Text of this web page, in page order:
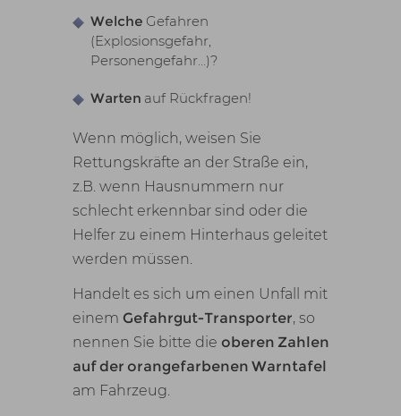
Welche Gefahren
(Explosionsgefahr,
Personengefahr...)?
Warten auf Rückfragen!
Wenn möglich, weisen Sie
Rettungskräfte an der Straße ein,
z.B. wenn Hausnummern nur
schlecht erkennbar sind oder die
Helfer zu einem Hinterhaus geleitet
werden müssen.
Handelt es sich um einen Unfall mit
einem Gefahrgut-Transporter, so
nennen Sie bitte die oberen Zahlen
auf der orangefarbenen Warntafel
am Fahrzeug.